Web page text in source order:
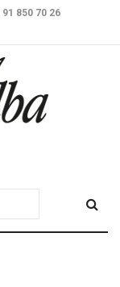
91 850 70 26